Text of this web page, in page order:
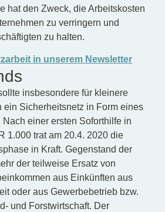
hat den Zweck, die Arbeitskosten
zu verringern und
zu halten.
in unserem Newsletter
insbesondere für kleinere
ein Sicherheitsnetz in Form eines
einer ersten Soforthilfe in
1.000 trat am 20.4. 2020 die
in Kraft. Gegenstand der
der teilweise Ersatz von
aus Einkünften aus
oder aus Gewerbebetrieb bzw.
und Forstwirtschaft. Der